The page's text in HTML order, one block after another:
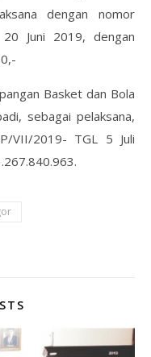
dengan nomor
Juni 2019, dengan
Basket dan Bola
sebagai pelaksana,
VII/2019- TGL 5 Juli